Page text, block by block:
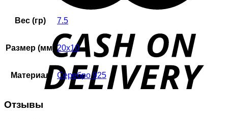
Вес (гр) 7.5
Размер (мм) 20х10
Материал Серебро 925
Отзывы